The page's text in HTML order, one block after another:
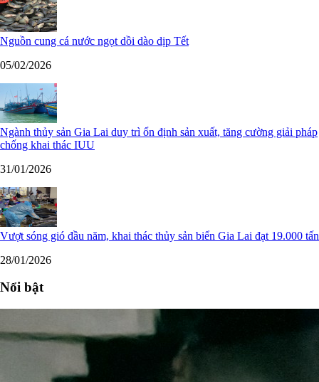
Nguồn cung cá nước ngọt dồi dào dịp Tết
05/02/2026
Ngành thủy sản Gia Lai duy trì ổn định sản xuất, tăng cường giải pháp
chống khai thác IUU
31/01/2026
Vượt sóng gió đầu năm, khai thác thủy sản biển Gia Lai đạt 19.000 tấn
28/01/2026
Nổi bật